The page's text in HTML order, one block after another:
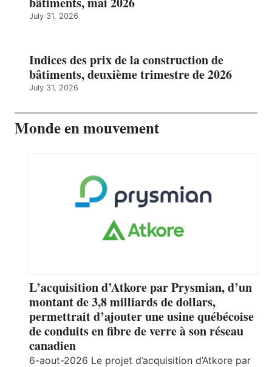
July 31, 2026
Indices des prix de la construction de
bâtiments, deuxième trimestre de 2026
July 31, 2026
Monde en mouvement
L’acquisition d’Atkore par Prysmian, d’un
montant de 3,8 milliards de dollars,
permettrait d’ajouter une usine québécoise
de conduits en fibre de verre à son réseau
canadien
6-aout-2026 Le projet d’acquisition d’Atkore par